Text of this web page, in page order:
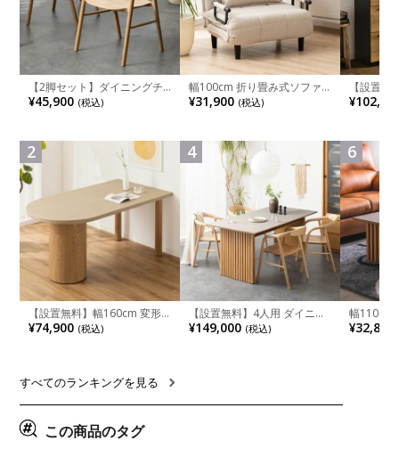
【2脚セット】ダイニングチ
ェア 木製 LUGA 肘付き チェ
ア 天然木 リビング椅子 板座
ュラル ブラウン 完成品
¥45,900 (税込)
2
【設置無料】幅160cm 変形
半円 ダイニングテーブル モ
ルタル風 LENAS コンクリー
リア風 グレージュ
¥74,900 (税込)
幅100cm 折り畳み式ソファ
ベッド コンパクト リクライ
ニング カウチスタイル 省ス
¥31,900 (税込)
4
【設置無料】4人用 ダイニン
グテーブルセット 5点 LUGA
セラミックテーブル おしゃれ
¥149,000 (税込)
【設置
チンカウ
板 引き出
れ ウッデ
ル グレー
6
幅110cm
木目調 リ
付き 長方
¥32,800
すべてのランキングを見る
この商品のタグ